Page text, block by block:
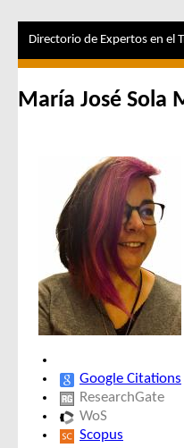
Directorio de Expertos en el
María José Sola
Google Citations
ResearchGate
WoS
Scopus